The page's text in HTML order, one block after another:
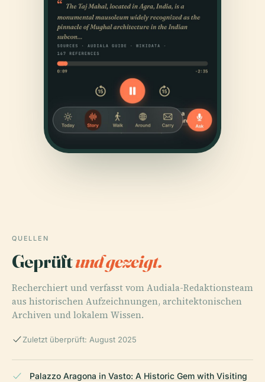
QUELLEN
Geprüftund gezeigt.
Recherchiert und verfasst vom Audiala-Redaktionsteam
aus historischen Aufzeichnungen, architektonischen
Archiven und lokalem Wissen.
Zuletzt überprüft: August 2025
Palazzo Aragona in Vasto: A Historic Gem with Visiting